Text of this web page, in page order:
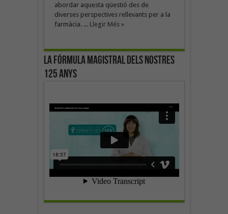
abordar aquesta qüestió des de
diverses perspectives rellevants per a la
farmàcia. ... Llegir Més »
La fórmula magistral dels nostres
125 anys